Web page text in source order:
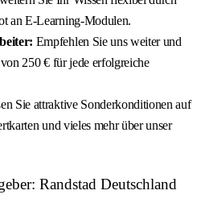
an E-Learning-Modulen.
Empfehlen Sie uns weiter und
250 € für jede erfolgreiche
Sie attraktive Sonderkonditionen auf
und vieles mehr über unser
Randstad Deutschland